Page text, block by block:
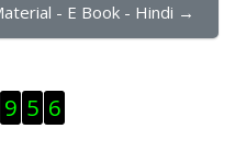
- E Book - Hindi →
9 5 6